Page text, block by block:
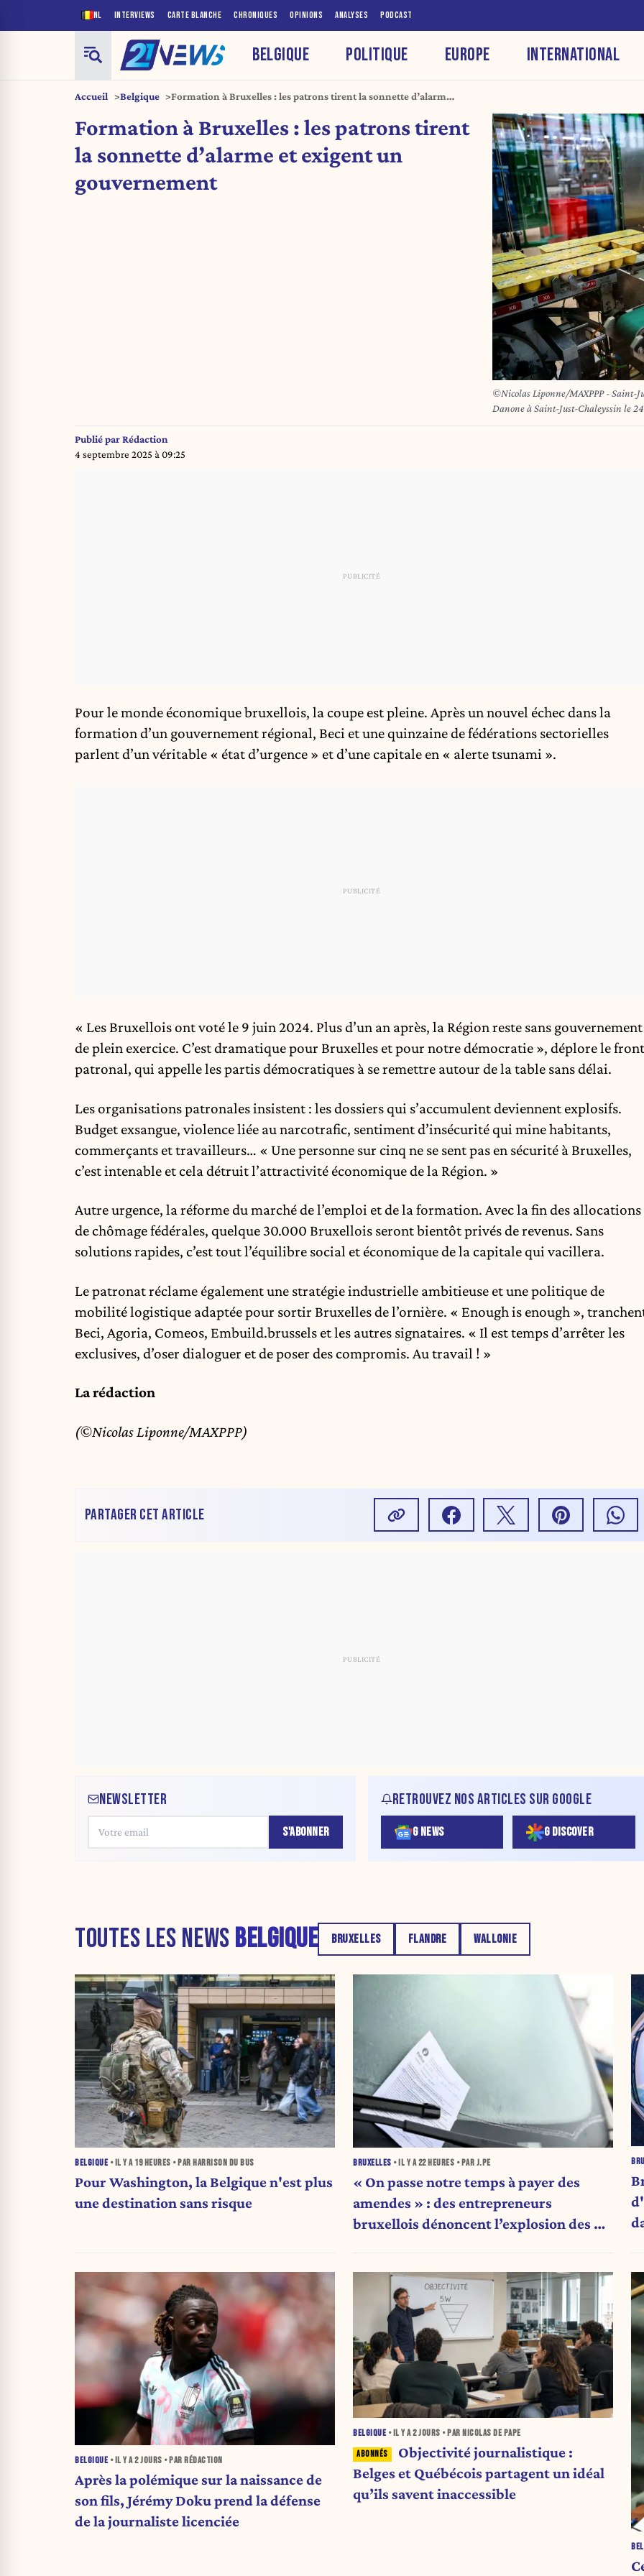
NL INTERVIEWS CARTE BLANCHE CHRONIQUES OPINIONS ANALYSES PODCAST
BELGIQUE POLITIQUE EUROPE INTERNATIONAL
Accueil Belgique
Formation à Bruxelles : les patrons tirent la sonnette d’alarme
Formation à Bruxelles : les patrons tirent
la sonnette d’alarme et exigent un
gouvernement
©Nicolas Liponne/MAXPPP - Saint-
Danone à Saint-Just-Chaleyssin le
Just-Chaleyssin on January 24, 2025.
Publié parRédaction
4 septembre 2025 à 09:25
Pour le monde économique bruxellois, la coupe est pleine. Après un nouvel échec dans la
formation d’un gouvernement régional, Beci et une quinzaine de fédérations sectorielles
parlent d’un véritable « état d’urgence » et d’une capitale en « alerte tsunami ».
« Les Bruxellois ont voté le 9 juin 2024. Plus d’un an après, la Région reste sans gouvernement
de plein exercice. C’est dramatique pour Bruxelles et pour notre démocratie », déplore le front
patronal, qui appelle les partis démocratiques à se remettre autour de la table sans délai.
Les organisations patronales insistent : les dossiers qui s’accumulent deviennent explosifs.
Budget exsangue, violence liée au narcotrafic, sentiment d’insécurité qui mine habitants,
commerçants et travailleurs… « Une personne sur cinq ne se sent pas en sécurité à Bruxelles,
c’est intenable et cela détruit l’attractivité économique de la Région. »
Autre urgence, la réforme du marché de l’emploi et de la formation. Avec la fin des allocations
de chômage fédérales, quelque 30.000 Bruxellois seront bientôt privés de revenus. Sans
solutions rapides, c’est tout l’équilibre social et économique de la capitale qui vacillera.
Le patronat réclame également une stratégie industrielle ambitieuse et une politique de
mobilité logistique adaptée pour sortir Bruxelles de l’ornière. « Enough is enough »,
Beci, Agoria, Comeos, Embuild.brussels et les autres signataires. « Il est temps d’arrêter les
exclusives, d’oser dialoguer et de poser des compromis. Au travail ! »
La rédaction
(©Nicolas Liponne/MAXPPP)
PARTAGER CET ARTICLE
NEWSLETTER
S'ABONNER
RETROUVEZ NOS ARTICLES SUR GOOGLE
G NEWS G DISCOVER
TOUTES LES NEWS BELGIQUE BRUXELLES FLANDRE WALLONIE
BELGIQUE • IL Y A 19 HEURES • PAR HARRISON DU BUS
Pour Washington, la Belgique n'est plus
une destination sans risque
BRUXELLES • IL Y A22 HEURES • PAR J.PE
« On passe notre temps à payer des
amendes » : des entrepreneurs
bruxellois dénoncent l’explosion des PV
BELGIQUE • IL Y A2 JOURS • PAR RÉDACTION
Après la polémique sur la naissance de
son fils, Jérémy Doku prend la défense
de la journaliste licenciée
BELGIQUE • IL Y A2 JOURS • PAR NICOLAS DE PAPE
Objectivité journalistique :
Belges et Québécois partagent un idéal
qu’ils savent inaccessible